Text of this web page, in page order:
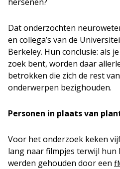
Dat onderzochten
en collega’s van de
Berkeley. Hun conclusie: als
zoek bent, worden daar
betrokken die zich de rest
onderwerpen bezighouden.
Personen in plaats van
Voor het onderzoek keken
lang naar filmpjes terwijl hun
werden gehouden door een